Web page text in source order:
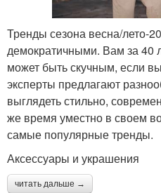
Тренды сезона весна/лето-
демократичными. Вам за 40
может быть скучным, если
эксперты предлагают
выглядеть стильно,
же время уместно в своем
самые популярные тренды.
Аксессуары и украшения
читать дальше →